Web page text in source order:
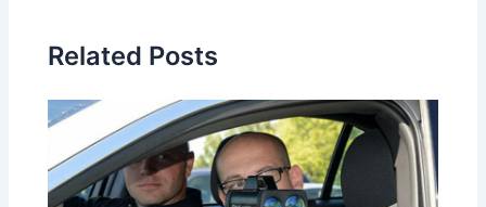
Related Posts